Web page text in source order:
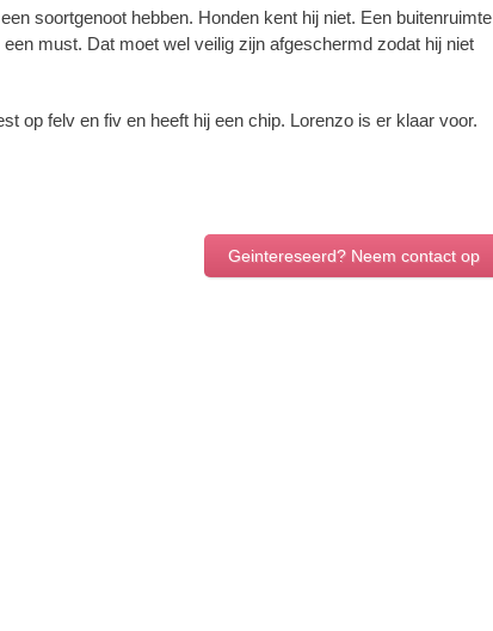
soortgenoot hebben. Honden kent hij niet. Een buitenruimte
must. Dat moet wel veilig zijn afgeschermd zodat hij niet
op felv en fiv en heeft hij een chip. Lorenzo is er klaar voor.
Geintereseerd? Neem contact op